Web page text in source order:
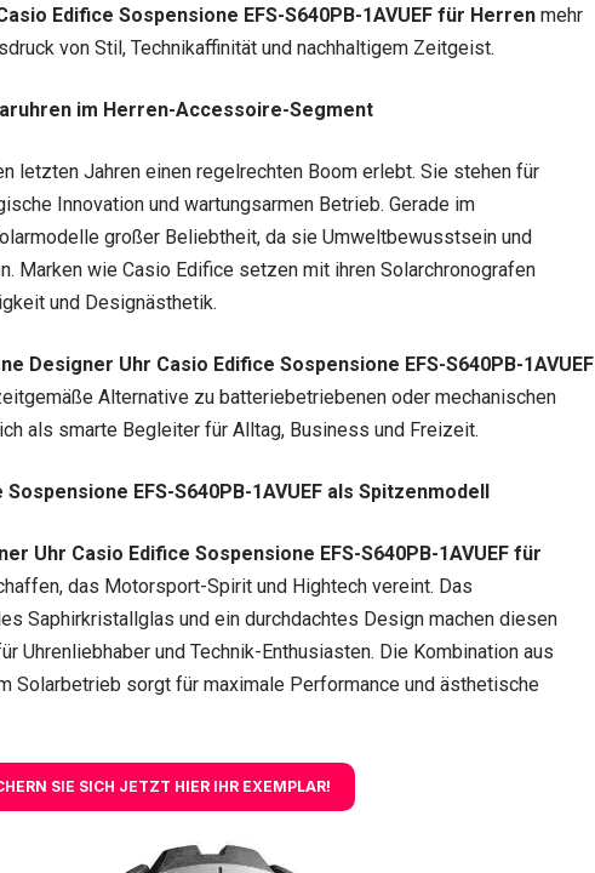
Edifice Sospensione EFS-S640PB-1AVUEF für Herren mehr
von Stil, Technikaffinität und nachhaltigem Zeitgeist.
im Herren-Accessoire-Segment
letzten Jahren einen regelrechten Boom erlebt. Sie stehen für
Innovation und wartungsarmen Betrieb. Gerade im
großer Beliebtheit, da sie Umweltbewusstsein und
Marken wie Casio Edifice setzen mit ihren Solarchronografen
und Designästhetik.
Designer Uhr Casio Edifice Sospensione EFS-S640PB-1AVUEF
Alternative zu batteriebetriebenen oder mechanischen
als smarte Begleiter für Alltag, Business und Freizeit.
EFS-S640PB-1AVUEF als Spitzenmodell
Uhr Casio Edifice Sospensione EFS-S640PB-1AVUEF für
das Motorsport-Spirit und Hightech vereint. Das
Saphirkristallglas und ein durchdachtes Design machen diesen
Uhrenliebhaber und Technik-Enthusiasten. Die Kombination aus
Solarbetrieb sorgt für maximale Performance und ästhetische
SIE SICH JETZT HIER IHR EXEMPLAR!